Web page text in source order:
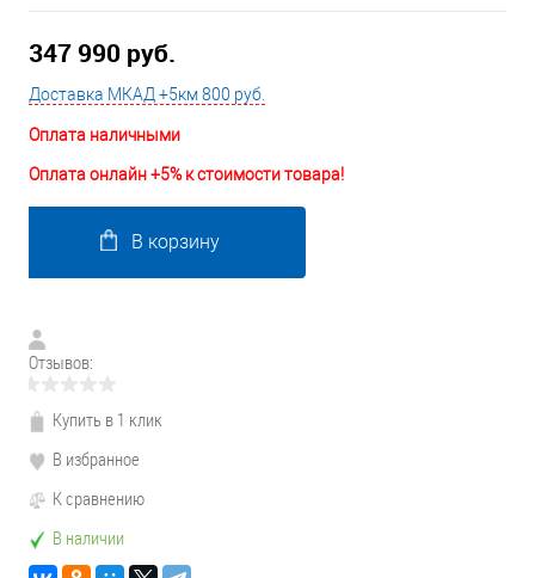
347 990 руб.
Доставка МКАД +5км 800 руб.
Оплата наличными
Оплата онлайн +5% к стоимости товара!
В корзину
Отзывов:
Купить в 1 клик
В избранное
К сравнению
В наличии